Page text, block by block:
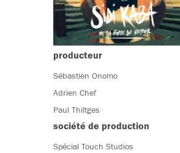
producteur
Sébastien Onomo
Adrien Chef
Paul Thiltges
société de production
Spécial Touch Studios